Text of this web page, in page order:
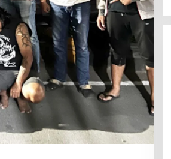
Dinamika Memanas, Enam
Pengurus Inti DPW NasDem
Sulteng Ajukan Mundur, Sekretaris:
Di Berita, Politik, Sulteng, Viral | Agustus 3, 2026